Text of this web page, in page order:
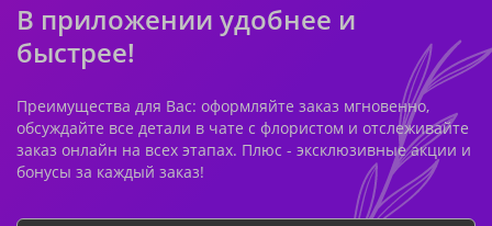
В приложении удобнее и
быстрее!
Преимущества для Вас: оформляйте заказ мгновенно,
обсуждайте все детали в чате с флористом и отслеживайте
заказ онлайн на всех этапах. Плюс - эксклюзивные акции и
бонусы за каждый заказ!